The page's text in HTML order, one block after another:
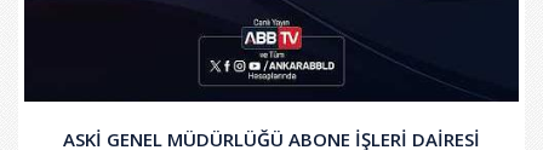
ASKİ GENEL MÜDÜRLÜĞÜ ABONE İŞLERİ DAİRESİ